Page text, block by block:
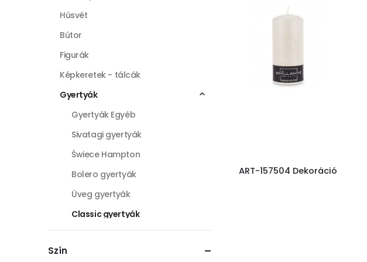
ART-157504 Dekoráció
Húsvét
Bútor
Figurák
Képkeretek - tálcák
Gyertyák
Gyertyák Egyéb
Sivatagi gyertyák
Świece Hampton
Bolero gyertyák
Üveg gyertyák
Classic gyertyák
Finesse gyertyák
Szín